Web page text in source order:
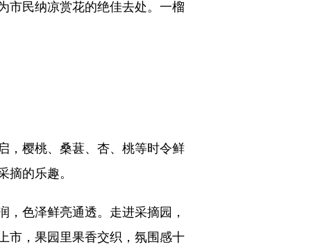
市民纳凉赏花的绝佳去处。一榴
樱桃、桑葚、杏、桃等时令鲜
的乐趣。
色泽鲜亮通透。走进采摘园，
市，果园里果香交织，氛围感十